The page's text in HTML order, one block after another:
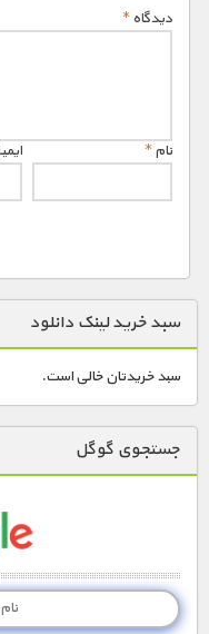
دیدگاه*
نام*
سبد خرید لینک دانلود
سبد خریدتان خالی است.
جستجوی گوگل